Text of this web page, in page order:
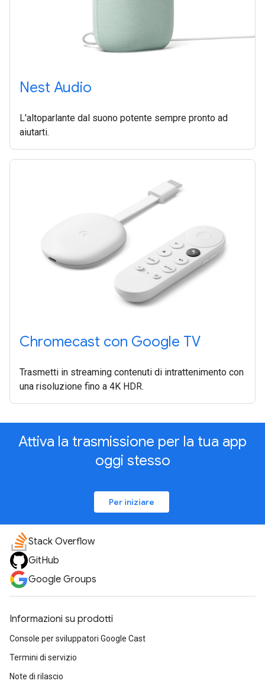
Nest Audio
L'altoparlante dal suono potente sempre pronto ad
aiutarti.
Chromecast con Google TV
Trasmetti in streaming contenuti di intrattenimento con
una risoluzione fino a 4K HDR.
Attiva la trasmissione per la tua app
oggi stesso
Per iniziare
Stack Overflow
GitHub
Google Groups
Informazioni su prodotti
Console per sviluppatori Google Cast
Termini di servizio
Note di rilascio